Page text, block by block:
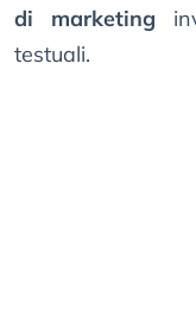
di marketing
testuali.